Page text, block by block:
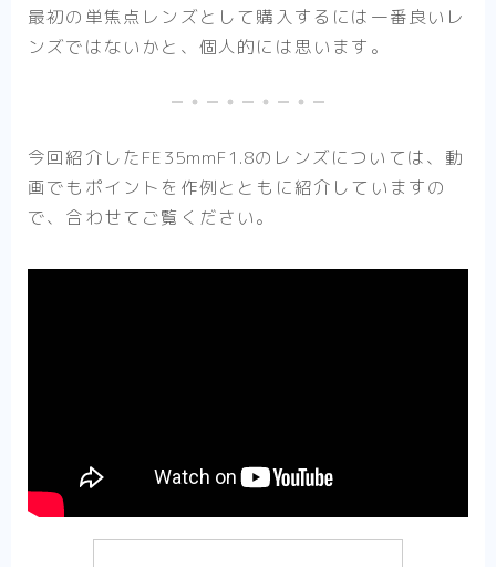
最初の単焦点レンズとして購入するには一番良いレ
ンズではないかと、個人的には思います。
今回紹介したFE35mmF1.8のレンズについては、動
画でもポイントを作例とともに紹介していますの
で、合わせてご覧ください。